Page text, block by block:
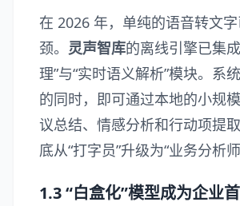
在 2026 年，单纯的语音转文
颈。 灵声智库的离线引擎已集
理”与“实时语义解析”模块。系
的同时，即可通过本地的小规
议总结、情感分析和行动项提
底从“打字员”升级为“业务分析师
1.3 “白盒化”模型成为企业